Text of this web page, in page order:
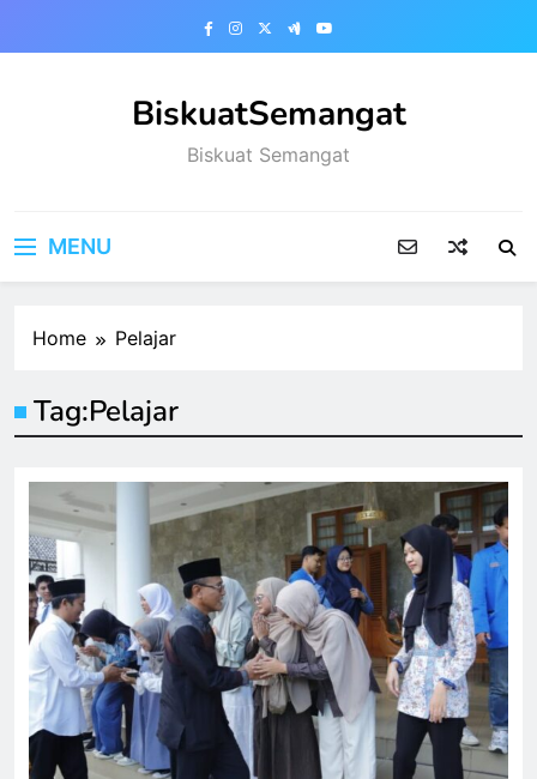
BiskuatSemangat
Biskuat Semangat
MENU
Home Pelajar
Tag:Pelajar